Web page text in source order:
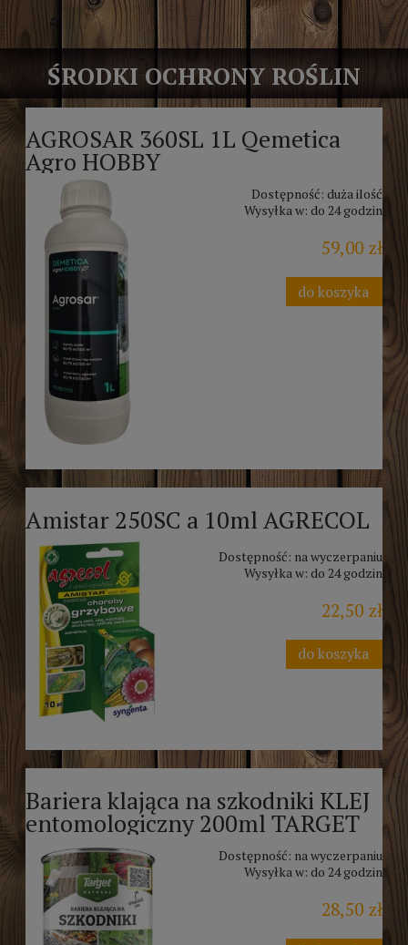
ŚRODKI OCHRONY ROŚLIN
AGROSAR 360SL 1L Qemetica
Agro HOBBY
Dostępność: duża ilość
Wysyłka w: do 24 godzin
59,00 zł
do koszyka
Amistar 250SC a 10ml AGRECOL
Dostępność: na wyczerpaniu
Wysyłka w: do 24 godzin
22,50 zł
do koszyka
Bariera klająca na szkodniki KLEJ
entomologiczny 200ml TARGET
Dostępność: na wyczerpaniu
Wysyłka w: do 24 godzin
28,50 zł